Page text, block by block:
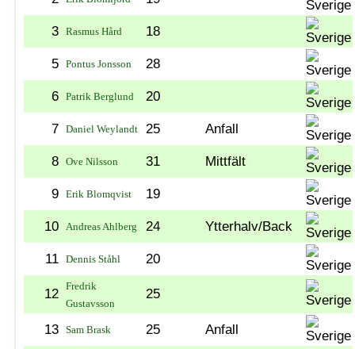
3 Rasmus Hård 18
5 Pontus Jonsson 28
6 Patrik Berglund 20
7 Daniel Weylandt 25 Anfall
8 Ove Nilsson 31 Mittfält
9 Erik Blomqvist 19
10 Andreas Ahlberg 24 Ytterhalv/Back
11 Dennis Ståhl 20
12
Fredrik
Gustavsson
25
13 Sam Brask 25 Anfall